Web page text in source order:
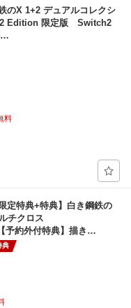
のX 1+2 デュアルコレクシ
Edition 限定版 Switch2
料
定特典+特典】白き鋼鉄の
チクロス
予約外付特典】描き…
典